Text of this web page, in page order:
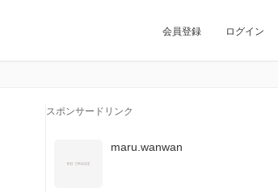
会員登録 ログイン
スポンサードリンク
maru.wanwan